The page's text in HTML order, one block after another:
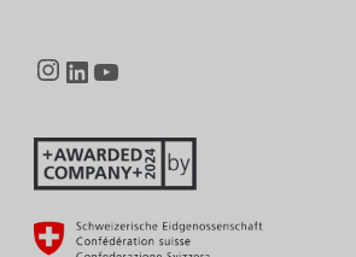
Instagram
LinkedIn